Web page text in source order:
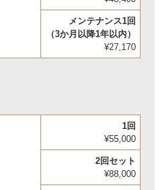
メンテナンス1回
（3か月以降1年以内）
¥27,170
1回
¥55,000
2回セット
¥88,000